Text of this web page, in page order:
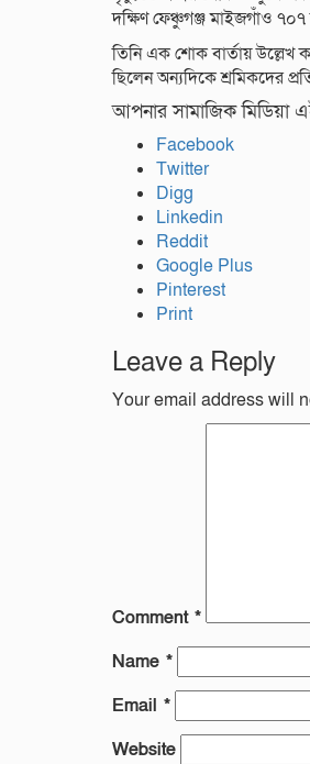
দক্ষিণ ফেঞ্চুগঞ্জ মাইজগাঁও
তিনি এক শোক বার্তায়
ছিলেন অন্যদিকে শ্রমিকদের
আপনার সামাজিক মিডিয়া
Facebook
Twitter
Digg
Linkedin
Reddit
Google Plus
Pinterest
Print
Leave a Reply
Your email address will
Comment *
Name *
Email *
Website